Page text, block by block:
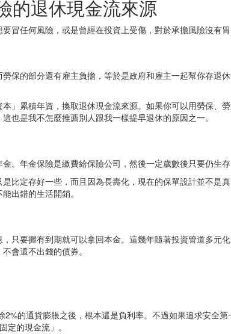
的退休現金流來源
冒任何風險，或是曾經在投資上受傷，對於承擔風險沒有
保的部分還有雇主負擔，等於是政府和雇主一起幫你存退
」累積年資，換取退休現金流來源。如果你可以用勞保、
也是我不怎麼推薦別人跟我一樣提早退休的原因之一。
。年金保險是繳費給保險公司，然後一定歲數後只要仍生存
比定存好一些，而且因為長壽化，現在的保單設計並不是
出錯的生活開銷。
只要握有到期就可以拿回本金。這幾年隨著投資管道多元
會還不出錢的債券。
的通貨膨脹之後，根本還是負利率。不過如果追求安全
定的現金流」。